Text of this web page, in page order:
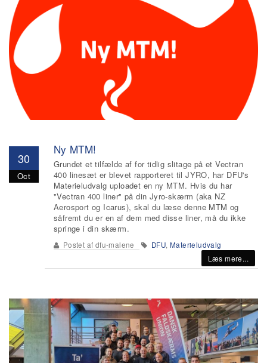
30
Oct
Ny MTM!
Grundet et tilfælde af for tidlig slitage på et Vectran
400 linesæt er blevet rapporteret til JYRO, har DFU's
Materieludvalg uploadet en ny MTM. Hvis du har
"Vectran 400 liner" på din Jyro-skærm (aka NZ
Aerosport og Icarus), skal du læse denne MTM og
såfremt du er en af dem med disse liner, må du ikke
springe i din skærm.
Postet af dfu-malene DFU,Materieludvalg
Læs mere...